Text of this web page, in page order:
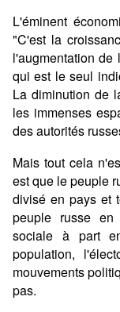
L'éminent
"C'est la
l'augmentation
qui est le seul
La diminution de
les immenses
des autorités
Mais tout cela
est que le peuple
divisé en pays et
peuple russe en
sociale à part
population,
mouvements
pas.